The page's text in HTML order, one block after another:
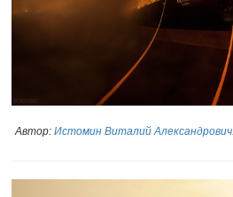
Автор: Истомин Виталий Александрович